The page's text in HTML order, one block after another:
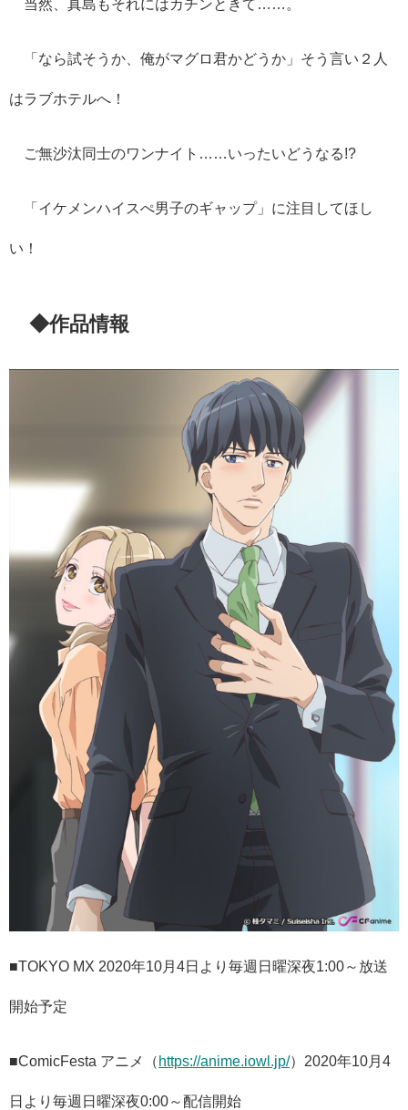
当然、真島もそれにはカチンときて……。
「なら試そうか、俺がマグロ君かどうか」そう言い２人
はラブホテルへ！
ご無沙汰同士のワンナイト……いったいどうなる!?
「イケメンハイスぺ男子のギャップ」に注目してほし
い！
◆作品情報
■TOKYO MX 2020年10月4日より毎週日曜深夜1:00～放送
開始予定
■ComicFesta アニメ（ https://anime.iowl.jp/）2020年10月4
日より毎週日曜深夜0:00～配信開始